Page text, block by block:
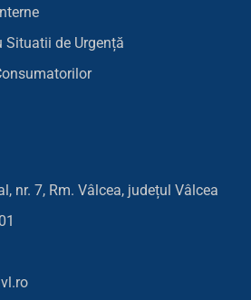
Situatii de Urgență
nr. 7, Rm. Vâlcea, județul Vâlcea